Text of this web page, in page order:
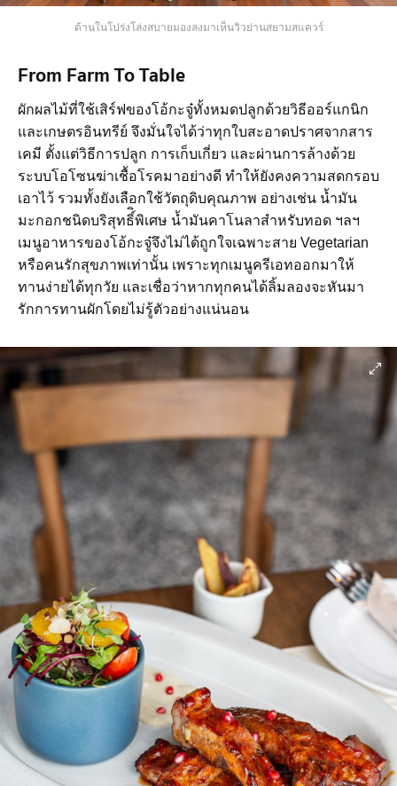
ด้านในโปร่งโล่งสบายมองลงมาเห็นวิวย่านสยามสแควร์
From Farm To Table
ผักผลไม้ที่ใช้เสิร์ฟของโอ้กะจู๋ทั้งหมดปลูกด้วยวิธีออร์แกนิก
และเกษตรอินทรีย์ จึงมั่นใจได้ว่าทุกใบสะอาดปราศจากสาร
เคมี ตั้งแต่วิธีการปลูก การเก็บเกี่ยว และผ่านการล้างด้วย
ระบบโอโซนฆ่าเชื้อโรคมาอย่างดี ทำให้ยังคงความสดกรอบ
เอาไว้ รวมทั้งยังเลือกใช้วัตถุดิบคุณภาพ อย่างเช่น น้ำมัน
มะกอกชนิดบริสุทธิ์ิพิเศษ น้ำมันคาโนลาสำหรับทอด ฯลฯ
เมนูอาหารของโอ้กะจู๋จึงไม่ได้ถูกใจเฉพาะสาย Vegetarian
หรือคนรักสุขภาพเท่านั้น เพราะทุกเมนูครีเอทออกมาให้
ทานง่ายได้ทุกวัย และเชื่อว่าหากทุกคนได้ลิ้มลองจะหันมา
รักการทานผักโดยไม่รู้ตัวอย่างแน่นอน